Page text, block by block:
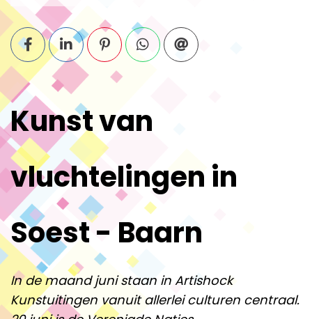
Kunst van
vluchtelingen in
Soest - Baarn
In de maand juni staan in Artishock
Kunstuitingen vanuit allerlei culturen centraal.